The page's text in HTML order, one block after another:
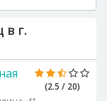
г.
(2.5 / 20)